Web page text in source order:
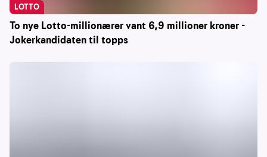
To nye Lotto-millionærer vant 6,9 millioner kroner -
Jokerkandidaten til topps
LOTTO